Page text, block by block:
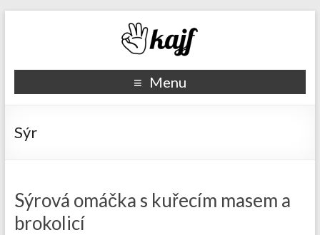
Recepty kajf.cz
Menu
Sýr
Sýrová omáčka s kuřecím masem a
brokolicí